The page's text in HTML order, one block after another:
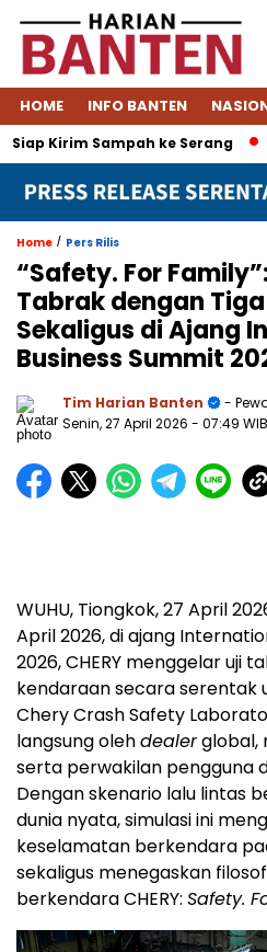
HOME INFO BANTEN
Kirim Sampah ke Serang
Home / Pers Rilis
“Safety. For
Tabrak dengan
Sekaligus di Ajang
Business Summit
Tim Harian Banten
-
Senin, 27 April 2026 - 07:49 WIB
WUHU, Tiongkok, 27 April
April 2026, di ajang
2026, CHERY menggelar uji
kendaraan secara serentak
Chery Crash Safety
langsung olehdealerglobal,
serta perwakilan pengguna
Dengan skenario lalu lintas
dunia nyata, simulasi ini
keselamatan berkendara
sekaligus menegaskan
berkendara CHERY: Safety.